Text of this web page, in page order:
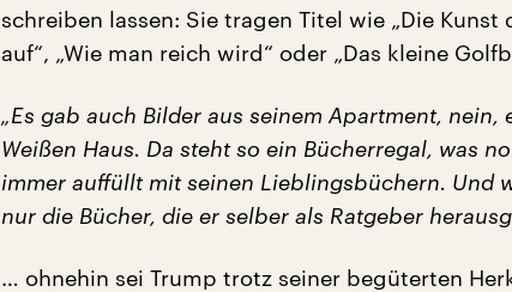
schreiben lassen: Sie tragen Titel wie „Die Kunst
auf“, „Wie man reich wird“ oder „Das kleine
„Es gab auch Bilder aus seinem Apartment, nein,
Weißen Haus. Da steht so ein Bücherregal, was
immer auffüllt mit seinen Lieblingsbüchern. Und
nur die Bücher, die er selber als Ratgeber
… ohnehin sei Trump trotz seiner begüterten